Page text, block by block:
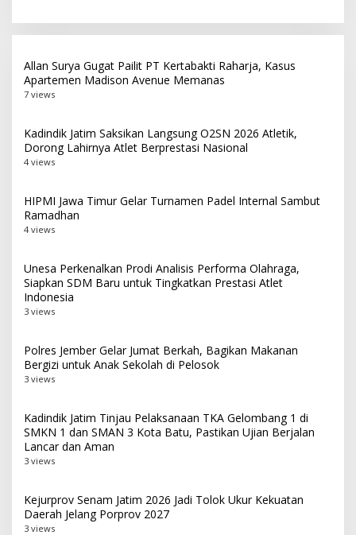
Allan Surya Gugat Pailit PT Kertabakti Raharja, Kasus
Apartemen Madison Avenue Memanas
7 views
Kadindik Jatim Saksikan Langsung O2SN 2026 Atletik,
Dorong Lahirnya Atlet Berprestasi Nasional
4 views
HIPMI Jawa Timur Gelar Turnamen Padel Internal Sambut
Ramadhan
4 views
Unesa Perkenalkan Prodi Analisis Performa Olahraga,
Siapkan SDM Baru untuk Tingkatkan Prestasi Atlet
Indonesia
3 views
Polres Jember Gelar Jumat Berkah, Bagikan Makanan
Bergizi untuk Anak Sekolah di Pelosok
3 views
Kadindik Jatim Tinjau Pelaksanaan TKA Gelombang 1 di
SMKN 1 dan SMAN 3 Kota Batu, Pastikan Ujian Berjalan
Lancar dan Aman
3 views
Kejurprov Senam Jatim 2026 Jadi Tolok Ukur Kekuatan
Daerah Jelang Porprov 2027
3 views